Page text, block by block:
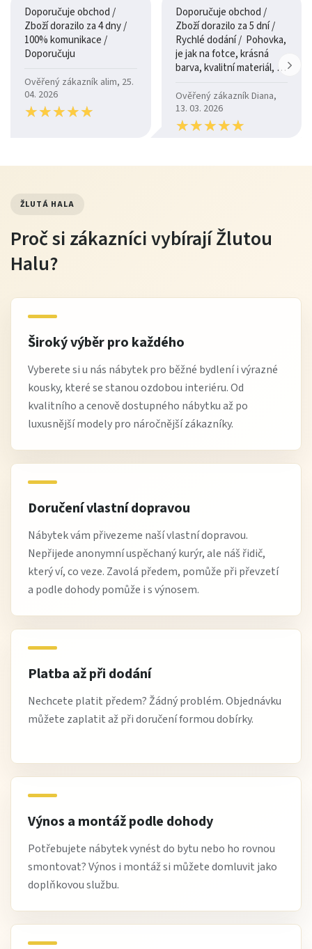
Doporučuje obchod /
Zboží dorazilo za 4 dny /
100% komunikace /
Doporučuju
Ověřený zákazník alim, 25.
04. 2026
★★★★★
★★★★★
Doporučuje obchod /
Zboží dorazilo za 5 dní /
Rychlé dodání / Pohovka,
je jak na fotce, krásná
barva, kvalitní materiál, a
Ověřený zákazník Diana,
13. 03. 2026
★★★★★
★★★★★
ŽLUTÁ HALA
Proč si zákazníci vybírají Žlutou
Halu?
Široký výběr pro každého
Vyberete si u nás nábytek pro běžné bydlení i výrazné
kousky, které se stanou ozdobou interiéru. Od
kvalitního a cenově dostupného nábytku až po
luxusnější modely pro náročnější zákazníky.
Doručení vlastní dopravou
Nábytek vám přivezeme naší vlastní dopravou.
Nepřijede anonymní uspěchaný kurýr, ale náš řidič,
který ví, co veze. Zavolá předem, pomůže při převzetí
a podle dohody pomůže i s výnosem.
Platba až při dodání
Nechcete platit předem? Žádný problém. Objednávku
můžete zaplatit až při doručení formou dobírky.
Výnos a montáž podle dohody
Potřebujete nábytek vynést do bytu nebo ho rovnou
smontovat? Výnos i montáž si můžete domluvit jako
doplňkovou službu.